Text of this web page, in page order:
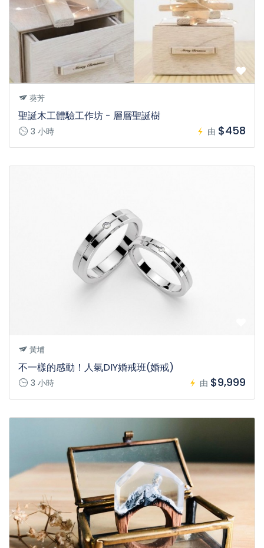
葵芳
聖誕木工體驗工作坊 - 層層聖誕樹
3 小時 由 $458
黃埔
不一樣的感動！人氣DIY婚戒班(婚戒)
3 小時 由 $9,999